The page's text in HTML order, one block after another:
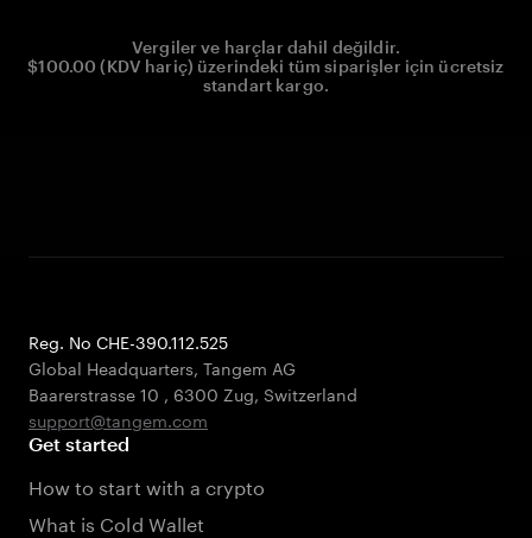
Vergiler ve harçlar dahil değildir.
$100.00 (KDV hariç) üzerindeki tüm siparişler için ücretsiz
standart kargo.
Reg. No CHE-390.112.525
Global Headquarters, Tangem AG
Baarerstrasse 10 , 6300 Zug, Switzerland
support@tangem.com
Get started
How to start with a crypto
What is Cold Wallet